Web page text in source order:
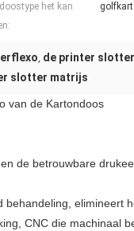
het kan
, de printer slotter
slotter matrijs
van de Kartondoos
de betrouwbare
elimineert
CNC die machinaal